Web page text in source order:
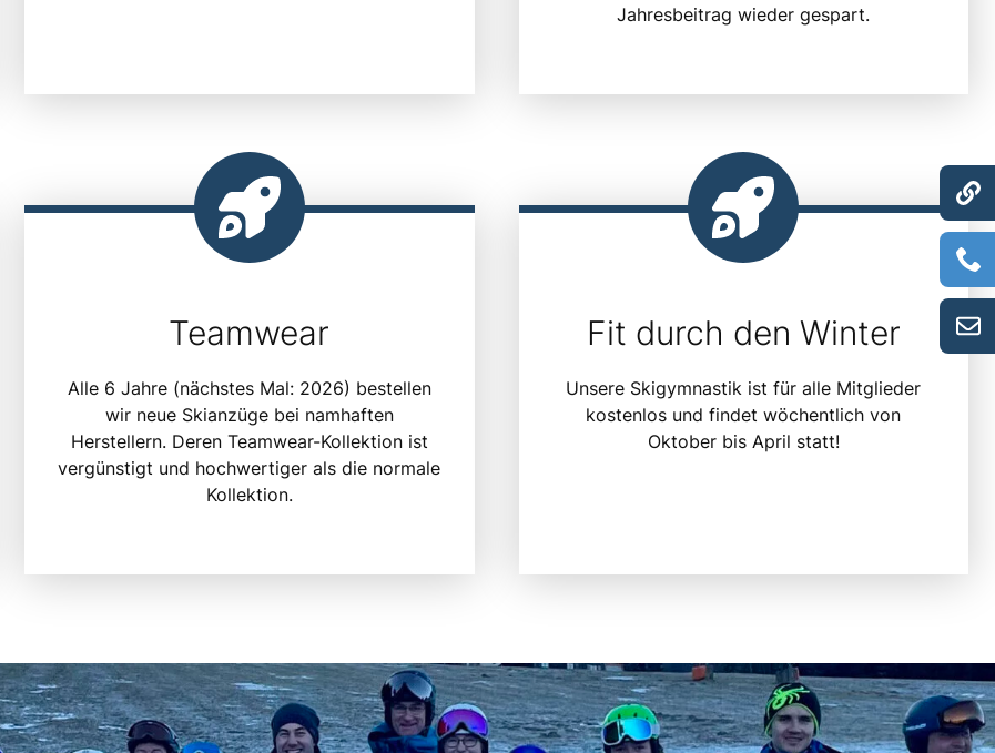
Jahresbeitrag wieder gespart.
Teamwear
Alle 6 Jahre (nächstes Mal: 2026) bestellen
wir neue Skianzüge bei namhaften
Herstellern. Deren Teamwear-Kollektion ist
vergünstigt und hochwertiger als die normale
Kollektion.
Fit durch den Winter
Unsere Skigymnastik ist für alle Mitglieder
kostenlos und findet wöchentlich von
Oktober bis April statt!